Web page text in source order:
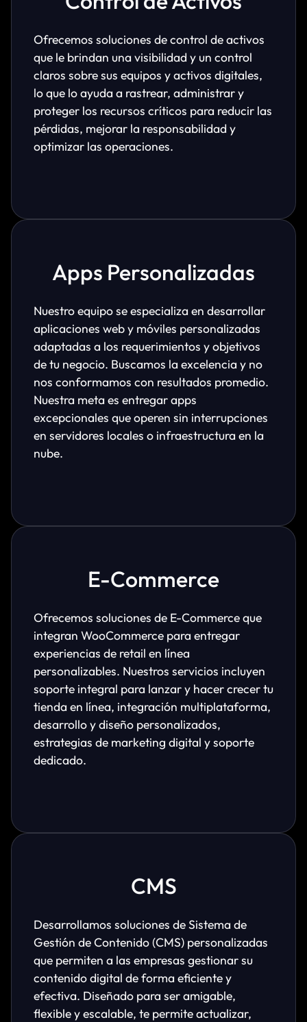
Ofrecemos soluciones de control de activos
que le brindan una visibilidad y un control
claros sobre sus equipos y activos digitales,
lo que lo ayuda a rastrear, administrar y
proteger los recursos críticos para reducir las
pérdidas, mejorar la responsabilidad y
optimizar las operaciones.
Apps Personalizadas
Nuestro equipo se especializa en desarrollar
aplicaciones web y móviles personalizadas
adaptadas a los requerimientos y objetivos
de tu negocio. Buscamos la excelencia y no
nos conformamos con resultados promedio.
Nuestra meta es entregar apps
excepcionales que operen sin interrupciones
en servidores locales o infraestructura en la
nube.
E-Commerce
Ofrecemos soluciones de E-Commerce que
integran WooCommerce para entregar
experiencias de retail en línea
personalizables. Nuestros servicios incluyen
soporte integral para lanzar y hacer crecer tu
tienda en línea, integración multiplataforma,
desarrollo y diseño personalizados,
estrategias de marketing digital y soporte
dedicado.
CMS
Desarrollamos soluciones de Sistema de
Gestión de Contenido (CMS) personalizadas
que permiten a las empresas gestionar su
contenido digital de forma eficiente y
efectiva. Diseñado para ser amigable,
flexible y escalable, te permite actualizar,